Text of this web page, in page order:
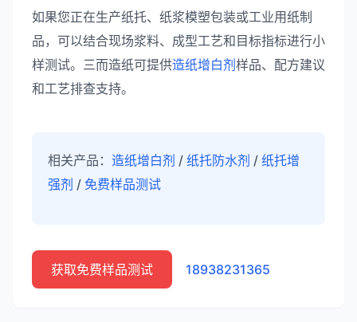
如果您正在生产纸托、纸浆模塑包装或工业用纸制
品，可以结合现场浆料、成型工艺和目标指标进行小
样测试。三而造纸可提供造纸增白剂 样品、配方建议
和工艺排查支持。
相关产品： 造纸增白剂 / 纸托防水剂 / 纸托增
强剂 / 免费样品测试
获取免费样品测试 18938231365